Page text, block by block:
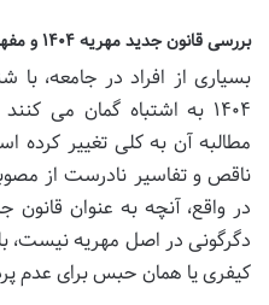
بررسی قانون جدید مهریه ۱۴۰۴ و مفهوم ۱۴ سکه
بسیاری از افراد در جامعه،
۱۴۰۴ به اشتباه گمان می
مطالبه آن به کلی تغییر کرده
ناقص و تفاسیر نادرست از
در واقع، آنچه به عنوان
دگرگونی در اصل مهریه نیست،
کیفری یا همان حبس برای عدم